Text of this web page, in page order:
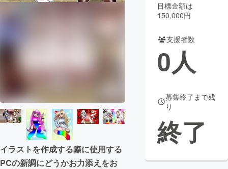
チャレンジ
CAMPFIRE for Social Good
CAMPFIRE Creation
イラストを作成する際に使用する
PCの新調にどうかお力添えをお
目標金額は
150,000円
支援者数
0人
募集終了まで残
り
終了